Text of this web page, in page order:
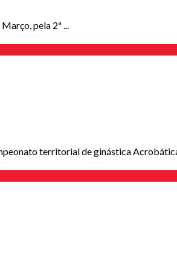
pela 2ª ...
territorial de ginástica